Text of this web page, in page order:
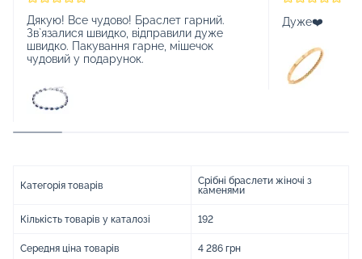
Дякую! Все чудово! Браслет гарний.
Зв`язалися швидко, відправили дуже
швидко. Пакування гарне, мішечок
чудовий у подарунок.
Дуже❤️
Категорія товарів
Срібні браслети жіночі з
каменями
Кількість товарів у каталозі 192
Середня ціна товарів 4 286 грн